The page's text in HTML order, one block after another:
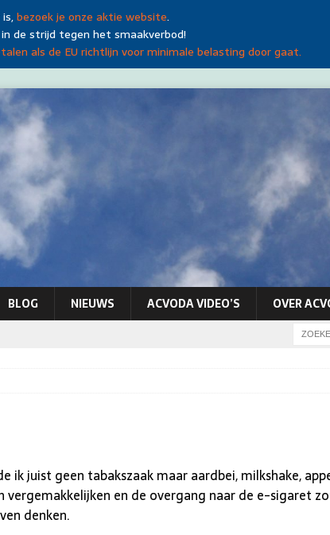
bezoek je onze aktie website.
de strijd tegen het smaakverbod!
als de EU richtlijn voor minimale belasting door gaat.
BLOG NIEUWS ACVODA VIDEO’S OVER
juist geen tabakszaak maar aardbei, milkshake,
en de overgang naar de e-sigaret
denken.